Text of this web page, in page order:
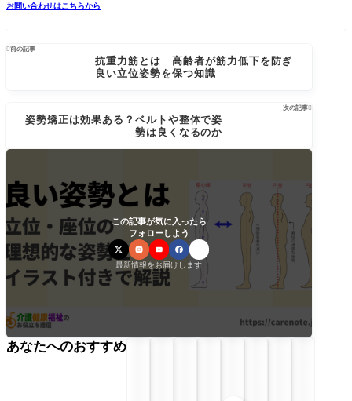
お問い合わせはこちらから
前の記事
抗重力筋とは 高齢者が筋力低下を防ぎ
良い立位姿勢を保つ知識
次の記事
姿勢矯正は効果ある？ベルトや整体で姿
勢は良くなるのか
この記事が気に入ったら
フォローしよう
最新情報をお届けします
あなたへのおすすめ